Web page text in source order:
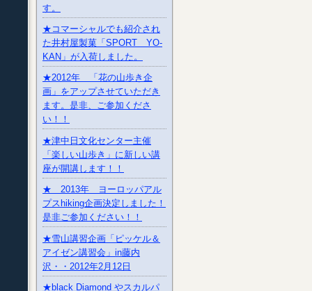
す。
★コマーシャルでも紹介され
た井村屋製菓「SPORT YO-
KAN」が入荷しました。
★2012年 「花の山歩き企
画」をアップさせていただき
ます。是非、ご参加くださ
い！！
★津中日文化センター主催
「楽しい山歩き」に新しい講
座が開講します！！
★ 2013年 ヨーロッパアル
プスhiking企画決定しました！
是非ご参加ください！！
★雪山講習企画「ピッケル＆
アイゼン講習会」in藤内
沢・・2012年2月12日
★black Diamond やスカルパ